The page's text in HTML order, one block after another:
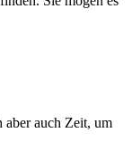
aber auch Zeit, um